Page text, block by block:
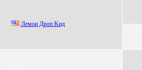
Лемoн Дpoп Kид